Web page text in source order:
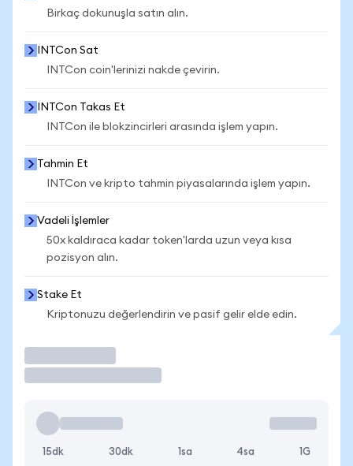
Birkaç dokunuşla satın alın.
INTCon Sat
INTCon coin'lerinizi nakde çevirin.
INTCon Takas Et
INTCon ile blokzincirleri arasında işlem yapın.
Tahmin Et
INTCon ve kripto tahmin piyasalarında işlem yapın.
Vadeli İşlemler
50x kaldıraca kadar token'larda uzun veya kısa
pozisyon alın.
Stake Et
Kriptonuzu değerlendirin ve pasif gelir elde edin.
15dk 30dk 1sa 4sa 1G